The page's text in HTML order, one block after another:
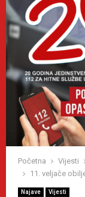
Početna Vijesti
11. veljače
Najave Vijesti